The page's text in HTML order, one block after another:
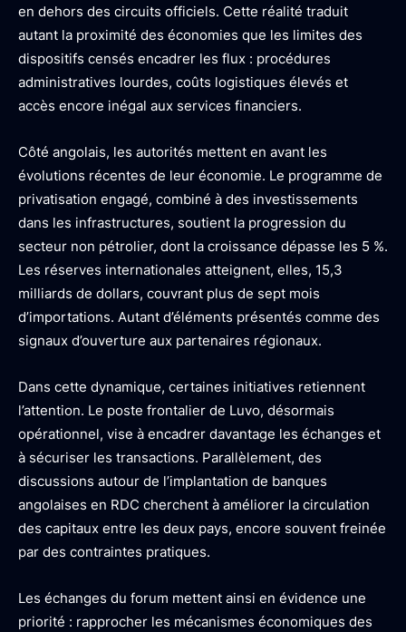
en dehors des circuits officiels. Cette réalité traduit
autant la proximité des économies que les limites des
dispositifs censés encadrer les flux : procédures
administratives lourdes, coûts logistiques élevés et
accès encore inégal aux services financiers.
Côté angolais, les autorités mettent en avant les
évolutions récentes de leur économie. Le programme de
privatisation engagé, combiné à des investissements
dans les infrastructures, soutient la progression du
secteur non pétrolier, dont la croissance dépasse les 5 %.
Les réserves internationales atteignent, elles, 15,3
milliards de dollars, couvrant plus de sept mois
d’importations. Autant d’éléments présentés comme des
signaux d’ouverture aux partenaires régionaux.
Dans cette dynamique, certaines initiatives retiennent
l’attention. Le poste frontalier de Luvo, désormais
opérationnel, vise à encadrer davantage les échanges et
à sécuriser les transactions. Parallèlement, des
discussions autour de l’implantation de banques
angolaises en RDC cherchent à améliorer la circulation
des capitaux entre les deux pays, encore souvent freinée
par des contraintes pratiques.
Les échanges du forum mettent ainsi en évidence une
priorité : rapprocher les mécanismes économiques des